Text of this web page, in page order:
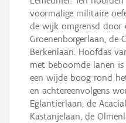
voormalige militaire
de wijk omgrensd door
Groenenborgerlaan, de
Berkenlaan. Hoofdas
met beboomde lanen
een wijde boog rond
en achtereenvolgens
Eglantierlaan, de
Kastanjelaan, de